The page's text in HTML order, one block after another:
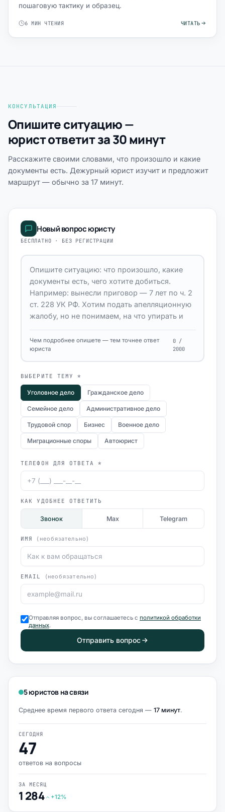
пошаговую тактику и образец.
6 МИН ЧТЕНИЯ ЧИТАТЬ
КОНСУЛЬТАЦИЯ
Опишите ситуацию —
юрист ответит за 30 минут
Расскажите своими словами, что произошло и какие
документы есть. Дежурный юрист изучит и предложит
маршрут — обычно за 17 минут.
Новый вопрос юристу
БЕСПЛАТНО · БЕЗ РЕГИСТРАЦИИ
Чем подробнее опишете — тем точнее ответ
юриста
0 /
2000
ВЫБЕРИТЕ ТЕМУ *
Уголовное дело Гражданское дело
Семейное дело Административное дело
Трудовой спор Бизнес Военное дело
Миграционные споры Автоюрист
ТЕЛЕФОН ДЛЯ ОТВЕТА *
КАК УДОБНЕЕ ОТВЕТИТЬ
Звонок Max Telegram
ИМЯ (необязательно)
EMAIL (необязательно)
Отправляя вопрос, вы соглашаетесь с политикой обработки
данных.
Отправить вопрос
5 юристов на связи
Среднее время первого ответа сегодня — 17 минут.
СЕГОДНЯ
47
ответов на вопросы
ЗА МЕСЯЦ
1 284 +12%